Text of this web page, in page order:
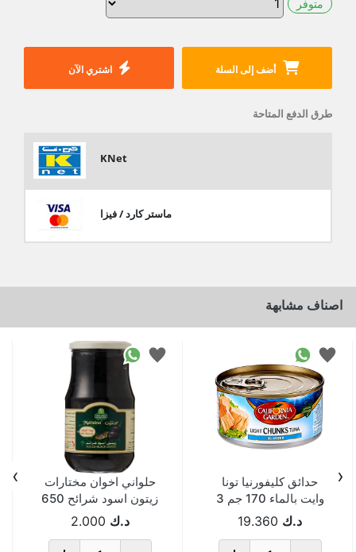
متوفر
أضف إلى السلة اشتري الآن
طرق الدفع المتاحة
KNet
ماستر كارد / فيزا
اصناف مشابهة
حدائق كليفورنيا تونا
وايت بالماء 170 جم 3
حبة Pack Of 48
د.ك 19.360
حلواني اخوان مختارات
زيتون اسود شرائح 650
جم د.ك 2.000
‹
›